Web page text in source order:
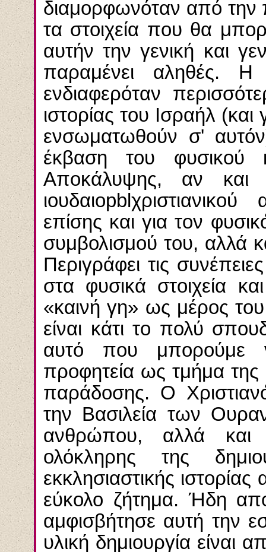
διαμορφωνόταν από
τα στοιχεία που θα
αυτήν την γενική και
παραμένει αληθές. Η
ενδιαφερόταν
ιστορίας του Ισραήλ
ενσωματωθούν σ'
έκβαση του
Αποκάλυψης, αν και
ιουδαιοpblχριστιανικού
επίσης και για τον
συμβολισμού του, αλλά
Περιγράφει τις
στα φυσικά στοιχεία
«καινή γη» ως μέρος
είναι κάτι το πολύ
αυτό που μπορούμε
προφητεία ως τμήμα της
παράδοσης. Ο
την Βασιλεία των
ανθρώπου, αλλά και
ολόκληρης της
εκκλησιαστικής
εύκολο ζήτημα. Ήδη
αμφισβήτησε αυτή την
υλική δημιουργία είναι